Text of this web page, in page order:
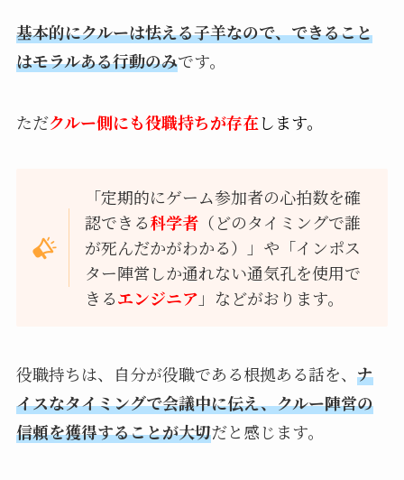
基本的にクルーは怯える子羊なので、できること
はモラルある行動のみです。
ただクルー側にも役職持ちが存在します。
「定期的にゲーム参加者の心拍数を確
認できる科学者 （どのタイミングで誰
が死んだかがわかる）」や「インポス
ター陣営しか通れない通気孔を使用で
きるエンジニア 」などがおります。
役職持ちは、自分が役職である根拠ある話を、 ナ
イスなタイミングで会議中に伝え、クルー陣営の
信頼を獲得することが大切だと感じます。